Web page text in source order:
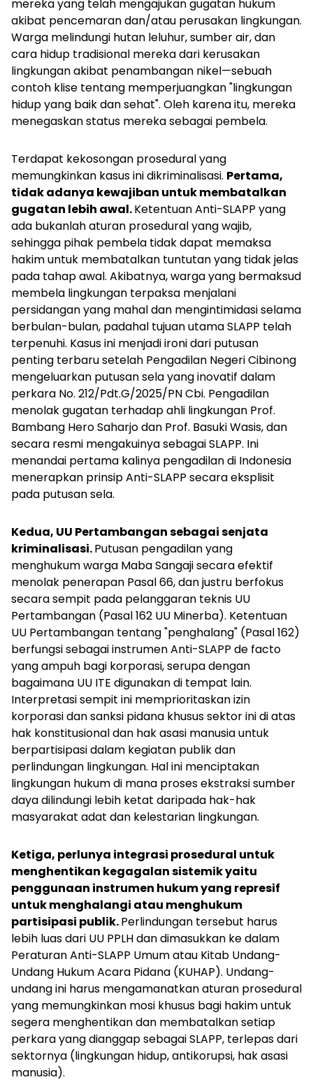
mereka yang telah mengajukan gugatan hukum
akibat pencemaran dan/atau perusakan lingkungan.
Warga melindungi hutan leluhur, sumber air, dan
cara hidup tradisional mereka dari kerusakan
lingkungan akibat penambangan nikel—sebuah
contoh klise tentang memperjuangkan "lingkungan
hidup yang baik dan sehat". Oleh karena itu, mereka
menegaskan status mereka sebagai pembela.
Terdapat kekosongan prosedural yang
memungkinkan kasus ini dikriminalisasi. Pertama,
tidak adanya kewajiban untuk membatalkan
gugatan lebih awal.Ketentuan Anti-SLAPP yang
ada bukanlah aturan prosedural yang wajib,
sehingga pihak pembela tidak dapat memaksa
hakim untuk membatalkan tuntutan yang tidak jelas
pada tahap awal. Akibatnya, warga yang bermaksud
membela lingkungan terpaksa menjalani
persidangan yang mahal dan mengintimidasi selama
berbulan-bulan, padahal tujuan utama SLAPP telah
terpenuhi. Kasus ini menjadi ironi dari putusan
penting terbaru setelah Pengadilan Negeri Cibinong
mengeluarkan putusan sela yang inovatif dalam
perkara No. 212/Pdt.G/2025/PN Cbi. Pengadilan
menolak gugatan terhadap ahli lingkungan Prof.
Bambang Hero Saharjo dan Prof. Basuki Wasis, dan
secara resmi mengakuinya sebagai SLAPP. Ini
menandai pertama kalinya pengadilan di Indonesia
menerapkan prinsip Anti-SLAPP secara eksplisit
pada putusan sela.
Kedua, UU Pertambangan sebagai senjata
kriminalisasi.Putusan pengadilan yang
menghukum warga Maba Sangaji secara efektif
menolak penerapan Pasal 66, dan justru berfokus
secara sempit pada pelanggaran teknis UU
Pertambangan (Pasal 162 UU Minerba). Ketentuan
UU Pertambangan tentang "penghalang" (Pasal 162)
berfungsi sebagai instrumen Anti-SLAPP de facto
yang ampuh bagi korporasi, serupa dengan
bagaimana UU ITE digunakan di tempat lain.
Interpretasi sempit ini memprioritaskan izin
korporasi dan sanksi pidana khusus sektor ini di atas
hak konstitusional dan hak asasi manusia untuk
berpartisipasi dalam kegiatan publik dan
perlindungan lingkungan. Hal ini menciptakan
lingkungan hukum di mana proses ekstraksi sumber
daya dilindungi lebih ketat daripada hak-hak
masyarakat adat dan kelestarian lingkungan.
Ketiga, perlunya integrasi prosedural untuk
menghentikan kegagalan sistemik yaitu
penggunaan instrumen hukum yang represif
untuk menghalangi atau menghukum
partisipasi publik.Perlindungan tersebut harus
lebih luas dari UU PPLH dan dimasukkan ke dalam
Peraturan Anti-SLAPP Umum atau Kitab Undang-
Undang Hukum Acara Pidana (KUHAP). Undang-
undang ini harus mengamanatkan aturan prosedural
yang memungkinkan mosi khusus bagi hakim untuk
segera menghentikan dan membatalkan setiap
perkara yang dianggap sebagai SLAPP, terlepas dari
sektornya (lingkungan hidup, antikorupsi, hak asasi
manusia).